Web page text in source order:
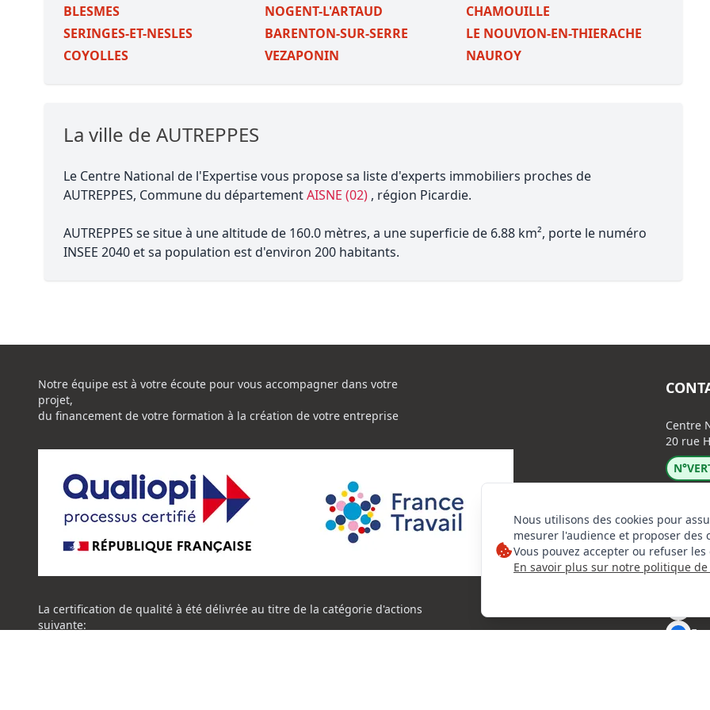
BLESMES NOGENT-L'ARTAUD
CHAMOUILLE
SERINGES-ET-NESLES
BARENTON-SUR-SERRE
LE NOUVION-EN-THIERACHE
COYOLLES
VEZAPONIN NAUROY
La ville de AUTREPPES
Le Centre National de l'Expertise vous propose sa liste d'experts immobiliers proches de
AUTREPPES, Commune du départementAISNE (02) , région Picardie.
AUTREPPES se situe à une altitude de 160.0 mètres, a une superficie de 6.88 km², porte le numéro
INSEE 2040 et sa population est d'environ 200 habitants.
Nous utilisons des cookies pour
mesurer l'audience et proposer des
Vous pouvez accepter ou refuser
En savoir plus sur notre politique
Notre équipe est à votre écoute pour vous accompagner dans votre
projet,
du financement de votre formation à la création de votre entreprise
La certification de qualité à été délivrée au titre de la catégorie d'actions
suivante:
Centre
20 rue